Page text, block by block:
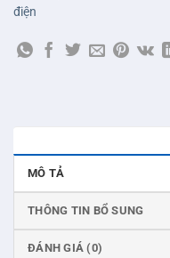
điện
MÔ TẢ
THÔNG TIN BỔ SUNG
ĐÁNH GIÁ (0)